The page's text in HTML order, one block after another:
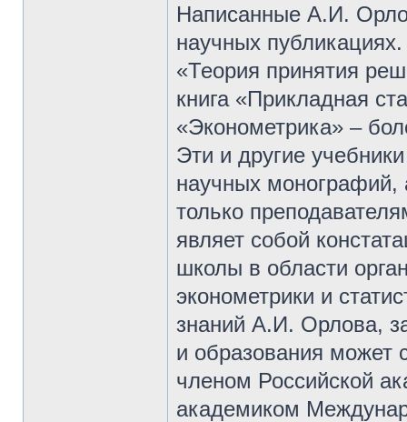
Написанные А.И.
научных
«Теория принятия
книга «Прикладная
«Эконометрика» –
Эти и другие
научных монографий,
только
являет собой
школы в области
эконометрики и
знаний А.И. Орлова,
и образования может
членом Российской
академиком